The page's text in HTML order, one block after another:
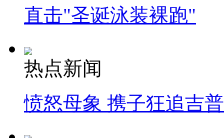
直击"圣诞泳装裸跑"
热点新闻
愤怒母象 携子狂追吉